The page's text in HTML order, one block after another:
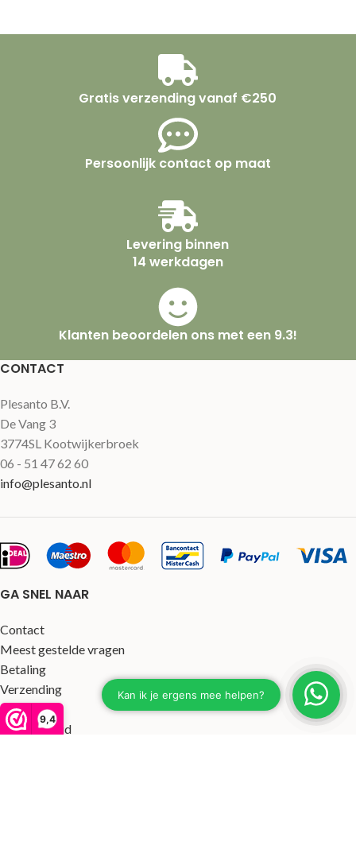
9,4
Gratis verzending vanaf €250
Persoonlijk contact op maat
Levering binnen
14 werkdagen
Klanten beoordelen ons met een 9.3!
CONTACT
Plesanto B.V.
De Vang 3
3774SL Kootwijkerbroek
06 - 51 47 62 60
info@plesanto.nl
GA SNEL NAAR
Contact
Meest gestelde vragen
Betaling
Verzending
Garantie
Retourbeleid